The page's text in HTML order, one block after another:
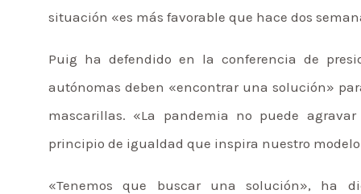
situación «es más favorable que hace dos
Puig ha defendido en la conferencia de
autónomas deben «encontrar una solución»
mascarillas. «La pandemia no puede
principio de igualdad que inspira nuestro
«Tenemos que buscar una solución», ha